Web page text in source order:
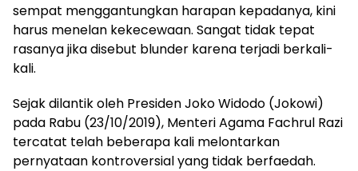
sempat menggantungkan harapan kepadanya, kini
harus menelan kekecewaan. Sangat tidak tepat
rasanya jika disebut blunder karena terjadi berkali-
kali.
Sejak dilantik oleh Presiden Joko Widodo (Jokowi)
pada Rabu (23/10/2019), Menteri Agama Fachrul Razi
tercatat telah beberapa kali melontarkan
pernyataan kontroversial yang tidak berfaedah.